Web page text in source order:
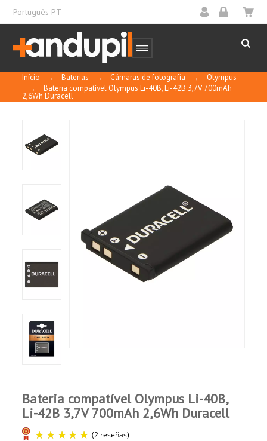
Português PT
Início → Baterias → Cámaras de fotografía →
Olympus
→
Bateria compatível Olympus Li-40B, Li-42B 3,7V 700mAh
2,6Wh Duracell
Bateria compatível Olympus Li-40B,
Li-42B 3,7V 700mAh 2,6Wh Duracell
Basado en 2 reseñas
Ordenar por fecha descendente
Comprador Verificado
Publicado el 7/19/24, 11:44 PM
Perfecta per a la càmera Olympus.